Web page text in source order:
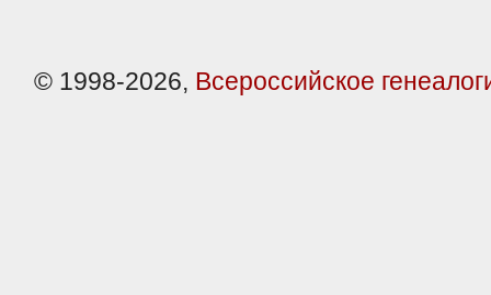
© 1998-2026, Всероссийское